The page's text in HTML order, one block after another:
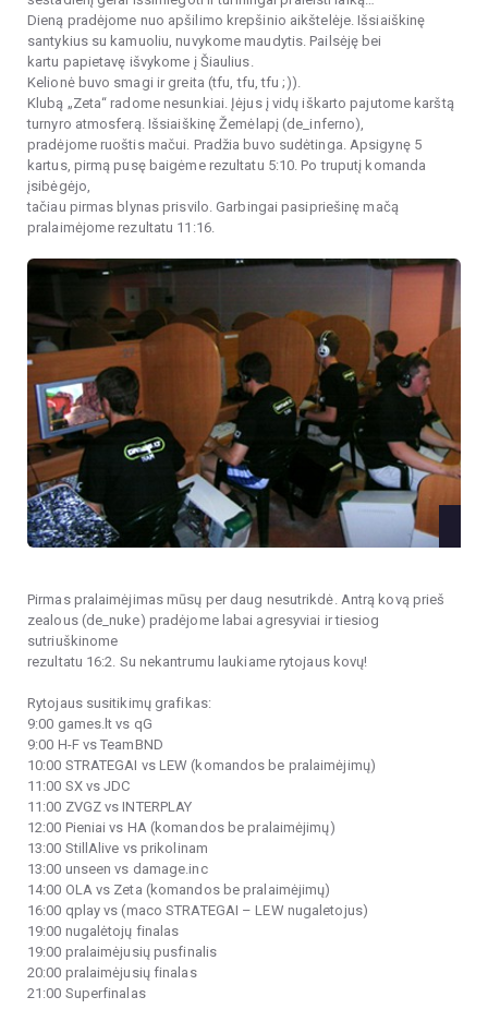
Dieną pradėjome nuo apšilimo krepšinio aikštelėje. Išsiaiškinę
santykius su kamuoliu, nuvykome maudytis. Pailsėję bei
kartu papietavę išvykome į Šiaulius.
Kelionė buvo smagi ir greita (tfu, tfu, tfu ;)).
Klubą „Zeta“ radome nesunkiai. Įėjus į vidų iškarto pajutome karštą
turnyro atmosferą. Išsiaiškinę Žemėlapį (de_inferno),
pradėjome ruoštis mačui. Pradžia buvo sudėtinga. Apsigynę 5
kartus, pirmą pusę baigėme rezultatu 5:10. Po truputį komanda
įsibėgėjo,
tačiau pirmas blynas prisvilo. Garbingai pasipriešinę mačą
pralaimėjome rezultatu 11:16.
Pirmas pralaimėjimas mūsų per daug nesutrikdė. Antrą kovą prieš
zealous (de_nuke) pradėjome labai agresyviai ir tiesiog
sutriuškinome
rezultatu 16:2. Su nekantrumu laukiame rytojaus kovų!
Rytojaus susitikimų grafikas:
9:00 games.lt vs qG
9:00 H-F vs TeamBND
10:00 STRATEGAI vs LEW (komandos be pralaimėjimų)
11:00 SX vs JDC
11:00 ZVGZ vs INTERPLAY
12:00 Pieniai vs HA (komandos be pralaimėjimų)
13:00 StillAlive vs prikolinam
13:00 unseen vs damage.inc
14:00 OLA vs Zeta (komandos be pralaimėjimų)
16:00 qplay vs (maco STRATEGAI – LEW nugaletojus)
19:00 nugalėtojų finalas
19:00 pralaimėjusių pusfinalis
20:00 pralaimėjusių finalas
21:00 Superfinalas